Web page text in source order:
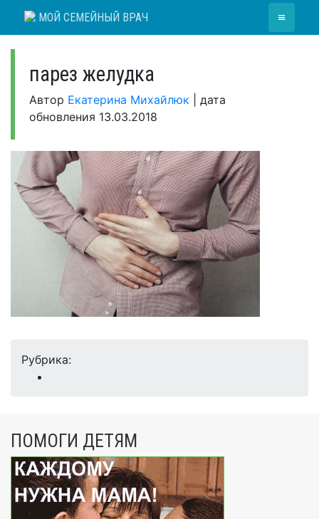
МОЙ СЕМЕЙНЫЙ ВРАЧ ≡
парез желудка
Автор Екатерина Михайлюк
дата
обновления 13.03.2018
Рубрика:
ПОМОГИ ДЕТЯМ